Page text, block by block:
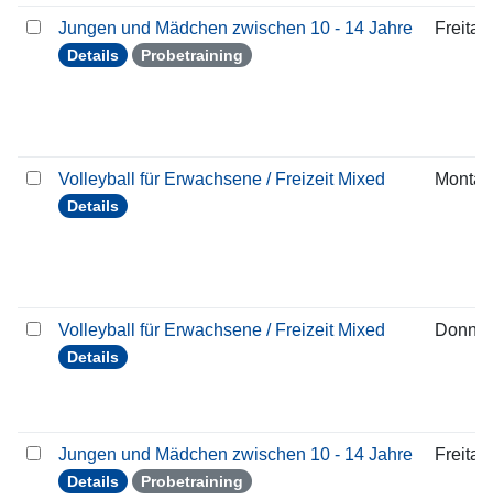
Jungen und Mädchen zwischen 10 - 14 Jahre
Details Probetraining
Freitag
Volleyball für Erwachsene / Freizeit Mixed
Details
Montag
Volleyball für Erwachsene / Freizeit Mixed
Details
Jungen und Mädchen zwischen 10 - 14 Jahre
Details Probetraining
Freitag